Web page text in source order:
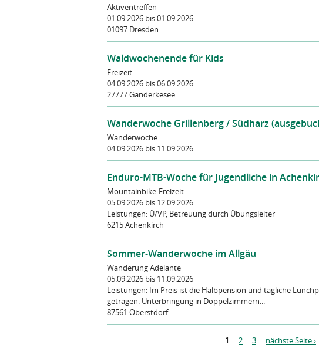
Aktiventreffen
01.09.2026 bis 01.09.2026
01097 Dresden
Waldwochenende für Kids
Freizeit
04.09.2026 bis 06.09.2026
27777 Ganderkesee
Wanderwoche Grillenberg / Südharz
Wanderwoche
04.09.2026 bis 11.09.2026
Enduro-MTB-Woche für Jugendliche in
Mountainbike-Freizeit
05.09.2026 bis 12.09.2026
Leistungen: Ü/VP, Betreuung durch Übungsleiter
6215 Achenkirch
Sommer-Wanderwoche im Allgäu
Wanderung Adelante
05.09.2026 bis 11.09.2026
Leistungen: Im Preis ist die Halbpension und tägliche
getragen. Unterbringung in Doppelzimmern...
87561 Oberstdorf
1 2 3 nächste Seite ›